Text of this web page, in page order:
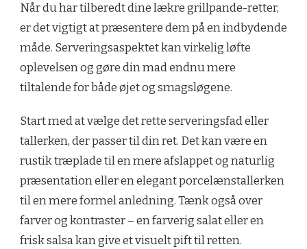
Når du har tilberedt dine lækre grillpande-retter,
er det vigtigt at præsentere dem på en indbydende
måde. Serveringsaspektet kan virkelig løfte
oplevelsen og gøre din mad endnu mere
tiltalende for både øjet og smagsløgene.
Start med at vælge det rette serveringsfad eller
tallerken, der passer til din ret. Det kan være en
rustik træplade til en mere afslappet og naturlig
præsentation eller en elegant porcelænstallerken
til en mere formel anledning. Tænk også over
farver og kontraster – en farverig salat eller en
frisk salsa kan give et visuelt pift til retten.